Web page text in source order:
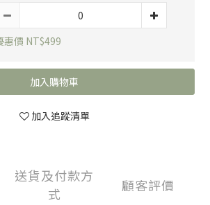
惠價 NT$499
加入購物車
加入追蹤清單
送貨及付款方
式
顧客評價